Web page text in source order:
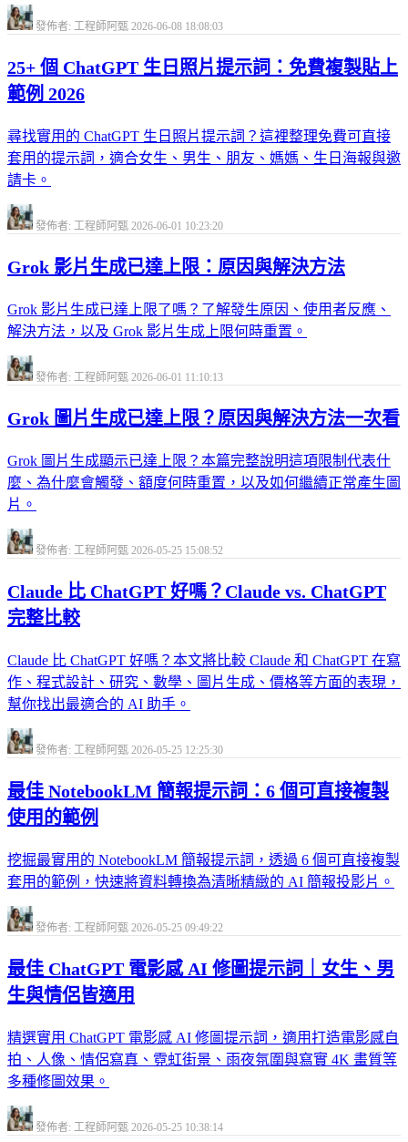
發佈者: 工程師阿甄 2026-06-08 18:08:03
25+ 個 ChatGPT 生日照片提示詞：免費複製貼上
範例 2026
尋找實用的 ChatGPT 生日照片提示詞？這裡整理免費可直接
套用的提示詞，適合女生、男生、朋友、媽媽、生日海報與邀
請卡。
發佈者: 工程師阿甄 2026-06-01 10:23:20
Grok 影片生成已達上限：原因與解決方法
Grok 影片生成已達上限了嗎？了解發生原因、使用者反應、
解決方法，以及 Grok 影片生成上限何時重置。
發佈者: 工程師阿甄 2026-06-01 11:10:13
Grok 圖片生成已達上限？原因與解決方法一次看
Grok 圖片生成顯示已達上限？本篇完整說明這項限制代表什
麼、為什麼會觸發、額度何時重置，以及如何繼續正常產生圖
片。
發佈者: 工程師阿甄 2026-05-25 15:08:52
Claude 比 ChatGPT 好嗎？Claude vs. ChatGPT
完整比較
Claude 比 ChatGPT 好嗎？本文將比較 Claude 和 ChatGPT 在寫
作、程式設計、研究、數學、圖片生成、價格等方面的表現，
幫你找出最適合的 AI 助手。
發佈者: 工程師阿甄 2026-05-25 12:25:30
最佳 NotebookLM 簡報提示詞：6 個可直接複製
使用的範例
挖掘最實用的 NotebookLM 簡報提示詞，透過 6 個可直接複製
套用的範例，快速將資料轉換為清晰精緻的 AI 簡報投影片。
發佈者: 工程師阿甄 2026-05-25 09:49:22
最佳 ChatGPT 電影感 AI 修圖提示詞｜女生、男
生與情侶皆適用
精選實用 ChatGPT 電影感 AI 修圖提示詞，適用打造電影感自
拍、人像、情侶寫真、霓虹街景、雨夜氛圍與寫實 4K 畫質等
多種修圖效果。
發佈者: 工程師阿甄 2026-05-25 10:38:14